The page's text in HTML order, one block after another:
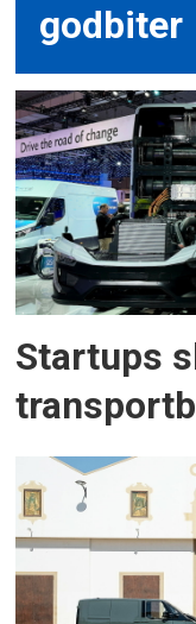
godbiter
Startups